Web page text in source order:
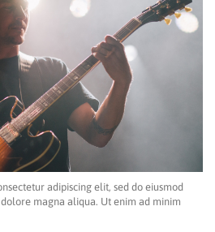
adipiscing elit, sed do eiusmod
magna aliqua. Ut enim ad minim